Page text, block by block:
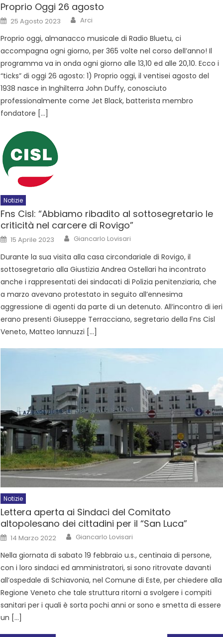
Proprio Oggi 26 agosto
25 Agosto 2023 Arci
Proprio oggi, almanacco musicale di Radio Bluetu, ci
accompagna ogni giorno, per 365 volte nel corso dell’anno! Il
programma va in onda ogni giorno alle 13,10 ed alle 20,10. Ecco i
“ticks” di oggi 26 agosto: 1) Proprio oggi, il ventisei agosto del
1938 nasce in Inghilterra John Duffy, conosciuto
professionalmente come Jet Black, batterista membro
fondatore […]
Notizie
Fns Cisl: “Abbiamo ribadito al sottosegretario le
criticità nel carcere di Rovigo”
15 Aprile 2023 Giancarlo Lovisari
Durante la sua visita alla casa circondariale di Rovigo, il
sottosegretario alla Giustizia Andrea Ostellari ha incontrato
anche i rappresentati dei sindacati di Polizia penitenziaria, che
a marzo avevano protestato in seguito all’ennesima
aggressione di agenti da parte di un detenuto. All’incontro di ieri
erano presenti Giuseppe Terracciano, segretario della Fns Cisl
Veneto, Matteo Iannuzzi […]
Notizie
Lettera aperta ai Sindaci del Comitato
altopolesano dei cittadini per il “San Luca”
14 Marzo 2022 Giancarlo Lovisari
Nella giornata di sabato 19 febbraio u.s., centinaia di persone,
con i loro sindaci ed amministratori, si sono ritrovate davanti
all’ospedale di Schiavonia, nel Comune di Este, per chiedere alla
Regione Veneto che tale struttura ritorni a svolgere i compiti
sanitari per i quali è sorta pochi anni or sono e smetta di essere
un […]